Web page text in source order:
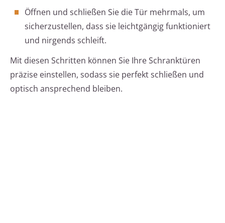
Öffnen und schließen Sie die Tür mehrmals, um
sicherzustellen, dass sie leichtgängig funktioniert
und nirgends schleift.
Mit diesen Schritten können Sie Ihre Schranktüren
präzise einstellen, sodass sie perfekt schließen und
optisch ansprechend bleiben.